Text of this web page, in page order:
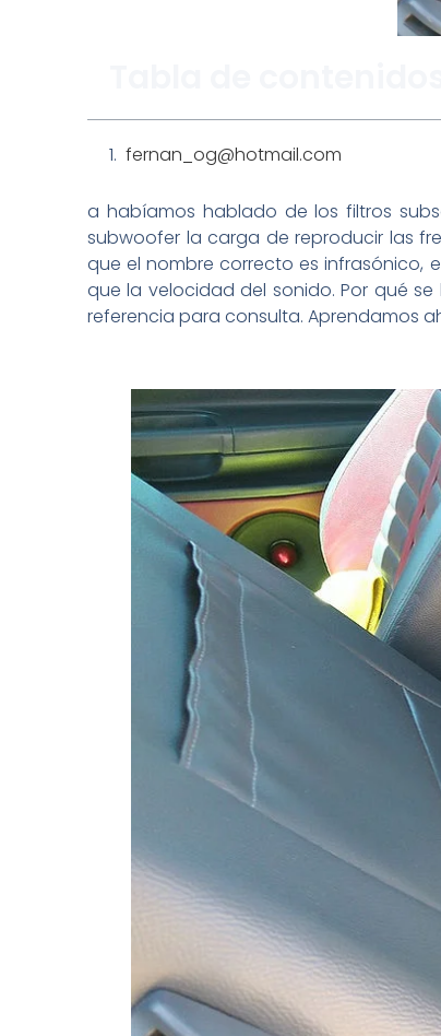
fernan_og@hotmail.com
a habíamos hablado de los filtros
subwoofer la carga de reproducir las
que el nombre correcto es infrasónico,
que la velocidad del sonido. Por qué
referencia para consulta. Aprendamos